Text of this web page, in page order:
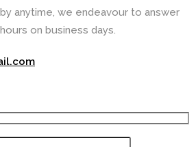
anytime, we endeavour to answer
on business days.